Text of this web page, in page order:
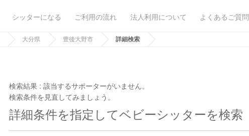
シッターになる ご利用の流れ 法人利用について よくあるご質問
大分県 豊後大野市 詳細検索
検索結果 :該当するサポーターがいません。
検索条件を見直してみましょう。
詳細条件を指定してベビーシッターを検索